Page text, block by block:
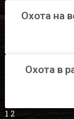
Охота на
Охота в
1 2